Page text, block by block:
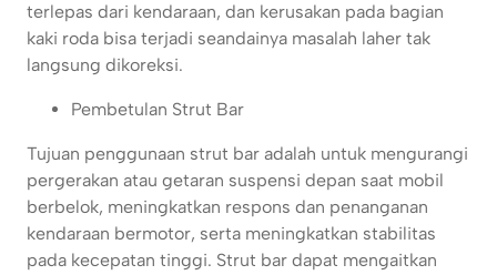
terlepas dari kendaraan, dan kerusakan pada bagian
kaki roda bisa terjadi seandainya masalah laher tak
langsung dikoreksi.
Pembetulan Strut Bar
Tujuan penggunaan strut bar adalah untuk mengurangi
pergerakan atau getaran suspensi depan saat mobil
berbelok, meningkatkan respons dan penanganan
kendaraan bermotor, serta meningkatkan stabilitas
pada kecepatan tinggi. Strut bar dapat mengaitkan